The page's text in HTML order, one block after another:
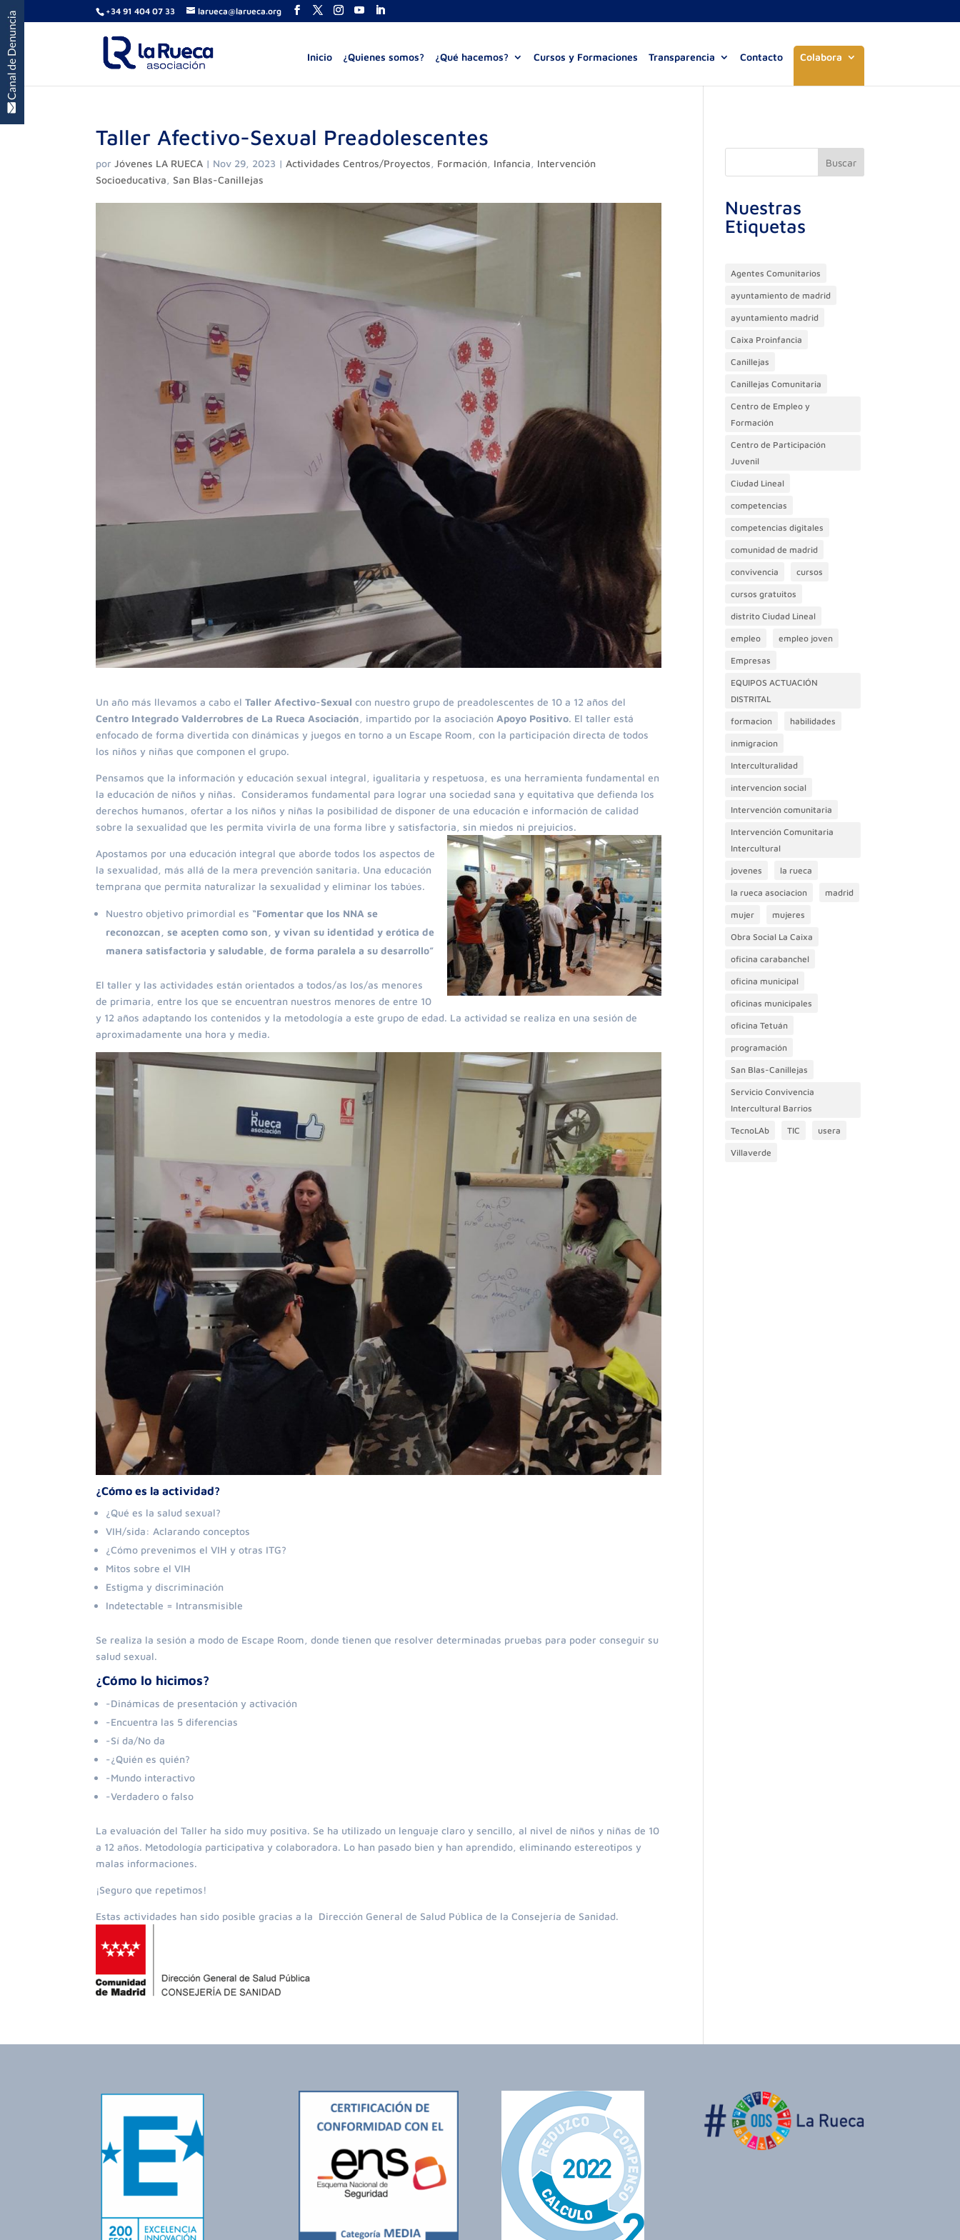
+34 91 404 07 33 larueca@larueca.org
Inicio ¿Quienes somos? ¿Qué hacemos? Cursos y Formaciones Transparencia Contacto Colabora
Taller Afectivo-Sexual Preadolescentes
porJóvenes LA RUECA | Nov 29, 2023 |Actividades Centros/Proyectos Formación Infancia
Intervención
Socioeducativa
San Blas-Canillejas
Un año más llevamos a cabo elTaller Afectivo-Sexual con nuestro grupo de preadolescentes de 10 a 12 años del
Centro Integrado Valderrobres de La Rueca Asociación , impartido por la asociaciónApoyo Positivo. El taller está
enfocado de forma divertida con dinámicas y juegos en torno a un Escape Room, con la participación directa de todos
los niños y niñas que componen el grupo.
Pensamos que la información y educación sexual integral, igualitaria y respetuosa, es una herramienta fundamental en
la educación de niños y niñas. Consideramos fundamental para lograr una sociedad sana y equitativa que defienda los
derechos humanos, ofertar a los niños y niñas la posibilidad de disponer de una educación e información de calidad
sobre la sexualidad que les permita vivirla de una forma libre y satisfactoria, sin miedos ni prejuicios.
Apostamos por una educación integral que aborde todos los aspectos de
la sexualidad, más allá de la mera prevención sanitaria. Una educación
temprana que permita naturalizar la sexualidad y eliminar los tabúes.
Nuestro objetivo primordial es “Fomentar que los NNA se
reconozcan, se acepten como son, y vivan su identidad y erótica de
manera satisfactoria y saludable, de forma paralela a su desarrollo”
El taller y las actividades están orientados a todos/as los/as menores
de primaria, entre los que se encuentran nuestros menores de entre 10
y 12 años adaptando los contenidos y la metodología a este grupo de edad. La actividad se realiza en una sesión de
aproximadamente una hora y media.
¿Cómo es la actividad?
¿Qué es la salud sexual?
VIH/sida: Aclarando conceptos
¿Cómo prevenimos el VIH y otras ITG?
Mitos sobre el VIH
Estigma y discriminación
Indetectable = Intransmisible
Se realiza la sesión a modo de Escape Room, donde tienen que resolver determinadas pruebas para poder conseguir su
salud sexual.
¿Cómo lo hicimos?
-Dinámicas de presentación y activación
-Encuentra las 5 diferencias
-Sí da/No da
-¿Quién es quién?
-Mundo interactivo
-Verdadero o falso
La evaluación del Taller ha sido muy positiva. Se ha utilizado un lenguaje claro y sencillo, al nivel de niños y niñas de 10
a 12 años. Metodología participativa y colaboradora. Lo han pasado bien y han aprendido, eliminando estereotipos y
malas informaciones.
¡Seguro que repetimos!
Estas actividades han sido posible gracias a la Dirección General de Salud Pública de la Consejería de Sanidad.
Buscar
Nuestras
Etiquetas
Agentes Comunitarios
ayuntamiento de madrid
ayuntamiento madrid
Caixa Proinfancia
Canillejas
Canillejas Comunitaria
Centro de Empleo y
Formación
Centro de Participación
Juvenil
Ciudad Lineal
competencias
competencias digitales
comunidad de madrid
convivencia cursos
cursos gratuitos
distrito Ciudad Lineal
empleo empleo joven
Empresas
EQUIPOS ACTUACIÓN
DISTRITAL
formacion habilidades
inmigracion
Interculturalidad
intervencion social
Intervención comunitaria
Intervención Comunitaria
Intercultural
jovenes la rueca
la rueca asociacion madrid
mujer mujeres
Obra Social La Caixa
oficina carabanchel
oficina municipal
oficinas municipales
oficina Tetuán
programación
San Blas-Canillejas
Servicio Convivencia
Intercultural Barrios
TecnoLAb TIC usera
Villaverde